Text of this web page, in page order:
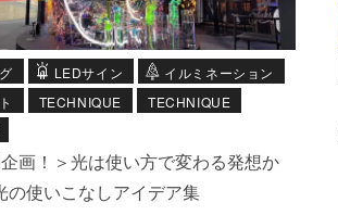
LEDサイン
イルミネーション
TECHNIQUE
TECHNIQUE
画！＞光は使い方で変わる発想か
の使いこなしアイデア集